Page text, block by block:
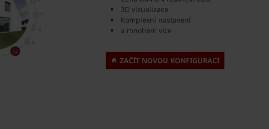
3D vizualizace
Komplexní nastavení
a mnohem více
ZAČÍT NOVOU KONFIGURACI